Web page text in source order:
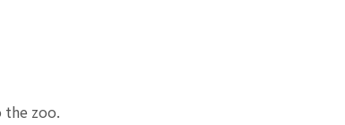
the zoo.